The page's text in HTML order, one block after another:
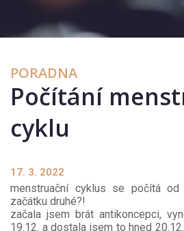
PORADNA
Počítání
cyklu
17. 3. 2022
menstruační cyklus se počítá od
začátku druhé?!
začala jsem brát antikoncepci,
19.12. a dostala jsem to hned